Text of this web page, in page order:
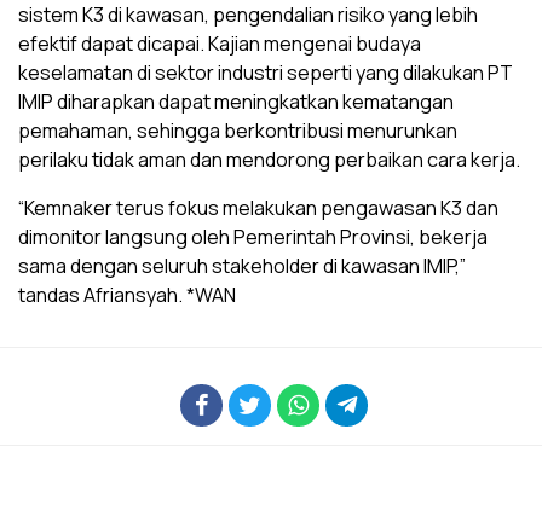
sistem K3 di kawasan, pengendalian risiko yang lebih
efektif dapat dicapai. Kajian mengenai budaya
keselamatan di sektor industri seperti yang dilakukan PT
IMIP diharapkan dapat meningkatkan kematangan
pemahaman, sehingga berkontribusi menurunkan
perilaku tidak aman dan mendorong perbaikan cara kerja.
“Kemnaker terus fokus melakukan pengawasan K3 dan
dimonitor langsung oleh Pemerintah Provinsi, bekerja
sama dengan seluruh stakeholder di kawasan IMIP,”
tandas Afriansyah. *WAN